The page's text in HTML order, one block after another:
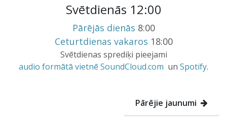
Svētdienās 12:00
Pārējās dienās 8:00
Ceturtdienas vakaros 18:00
Svētdienas sprediķi pieejami
audio formātā vietnē SoundCloud.com un Spotify.
Pārējie jaunumi